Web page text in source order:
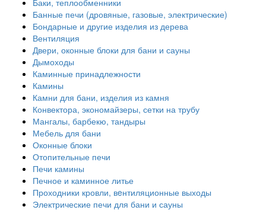
Баки, теплообменники
Банные печи (дровяные, газовые, электрические)
Бондарные и другие изделия из дерева
Вентиляция
Двери, оконные блоки для бани и сауны
Дымоходы
Каминные принадлежности
Камины
Камни для бани, изделия из камня
Конвектора, экономайзеры, сетки на трубу
Мангалы, барбекю, тандыры
Мебель для бани
Оконные блоки
Отопительные печи
Печи камины
Печное и каминное литье
Проходники кровли, вeнтиляционные выходы
Электрические печи для бани и сауны